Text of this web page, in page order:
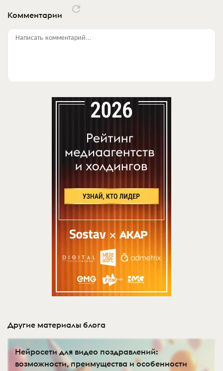
Комментарии
Написать комментарий...
Другие материалы блога
Нейросети для видео поздравлений:
возможности, преимущества и особенности